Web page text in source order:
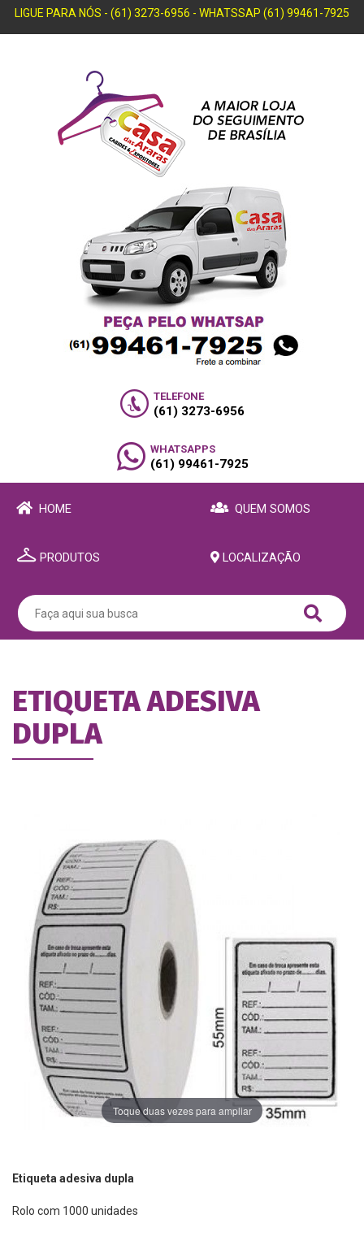
LIGUE PARA NÓS - (61) 3273-6956 - WHATSSAP (61) 99461-7925
TELEFONE
(61) 3273-6956
WHATSAPPS
(61) 99461-7925
HOME QUEM SOMOS
PRODUTOS LOCALIZAÇÃO
ETIQUETA ADESIVA
DUPLA
Toque duas vezes para ampliar
Etiqueta adesiva dupla
Rolo com 1000 unidades